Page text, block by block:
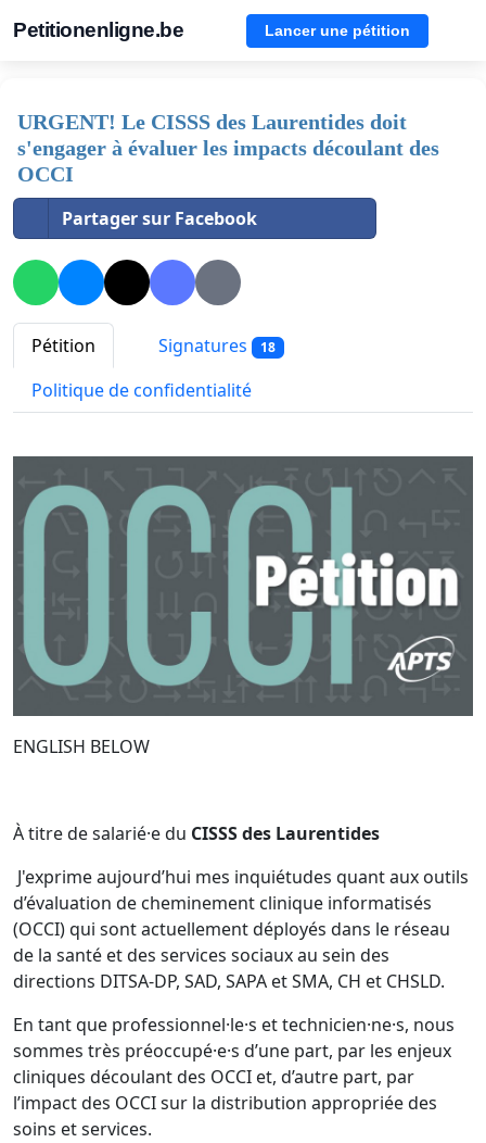
Petitionenligne.be Lancer une pétition
URGENT! Le CISSS des Laurentides doit
s'engager à évaluer les impacts découlant des
OCCI
Partager sur Facebook
Pétition Signatures 18
Politique de confidentialité
ENGLISH BELOW
À titre de salarié·e du CISSS des Laurentides
J'exprime aujourd’hui mes inquiétudes quant aux outils
d’évaluation de cheminement clinique informatisés
(OCCI) qui sont actuellement déployés dans le réseau
de la santé et des services sociaux au sein des
directions DITSA-DP, SAD, SAPA et SMA, CH et CHSLD.
En tant que professionnel·le·s et technicien·ne·s, nous
sommes très préoccupé·e·s d’une part, par les enjeux
cliniques découlant des OCCI et, d’autre part, par
l’impact des OCCI sur la distribution appropriée des
soins et services.